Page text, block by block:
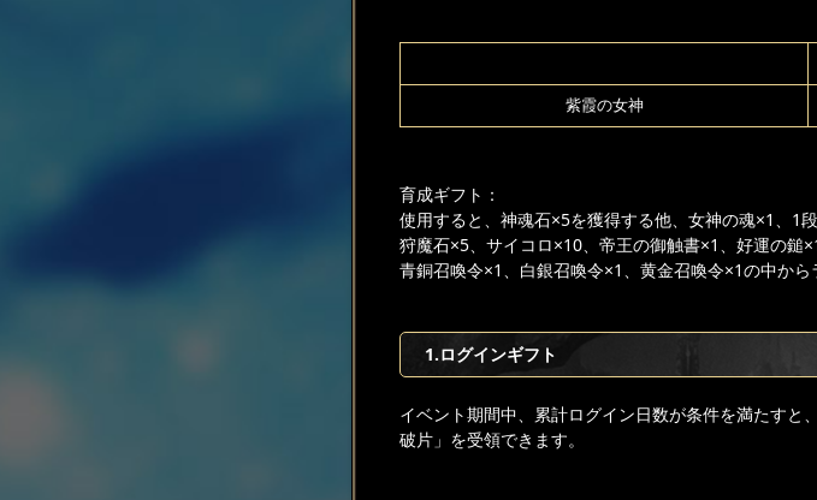
紫霞の女神
育成ギフト：
使用すると、神魂石×5を獲得する他、女神の魂×1、1段
狩魔石×5、サイコロ×10、帝王の御触書×1、好運の鎚
青銅召喚令×1、白銀召喚令×1、黄金召喚令×1の中から
1.ログインギフト
イベント期間中、累計ログイン日数が条件を満たす
破片」を受領できます。